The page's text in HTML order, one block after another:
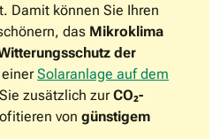
Damit können Sie Ihren
das Mikroklima
der
Solaranlage auf dem
zusätzlich zurCO₂-
von günstigem